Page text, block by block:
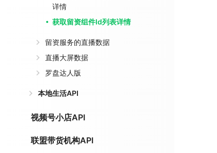
详情
获取留资组件Id列表详情
留资服务的直播数据
直播大屏数据
罗盘达人版
本地生活API
视频号小店API
联盟带货机构API